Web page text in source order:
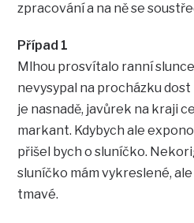
zpracování a na ně se
Případ 1
Mlhou prosvítalo ranní
nevysypal na procházku
je nasnadě, javůrek na kraji
markant. Kdybych ale
přišel bych o sluníčko.
sluníčko mám vykreslené,
tmavé.